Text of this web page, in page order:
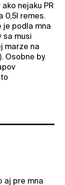
nejaku PR
0,5l remes.
je podla mna
sa musi
marze na
Osobne by
aj pre mna